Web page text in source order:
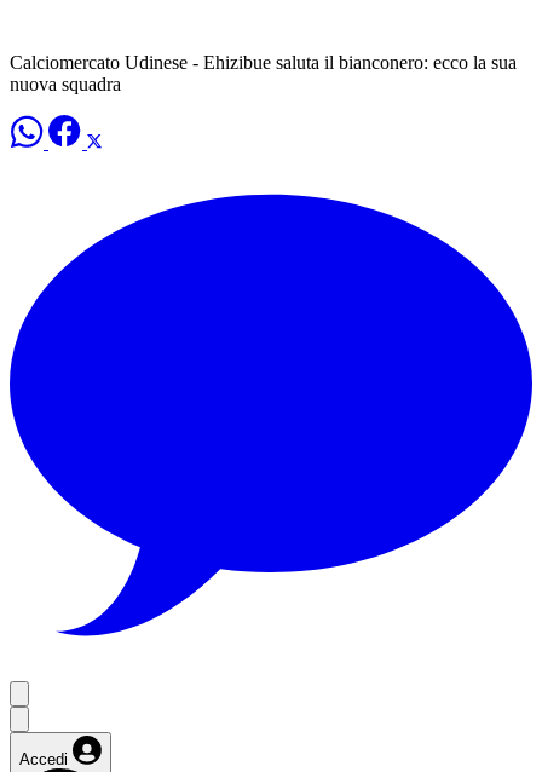
Calciomercato Udinese - Ehizibue saluta il bianconero: ecco la sua
nuova squadra
Accedi